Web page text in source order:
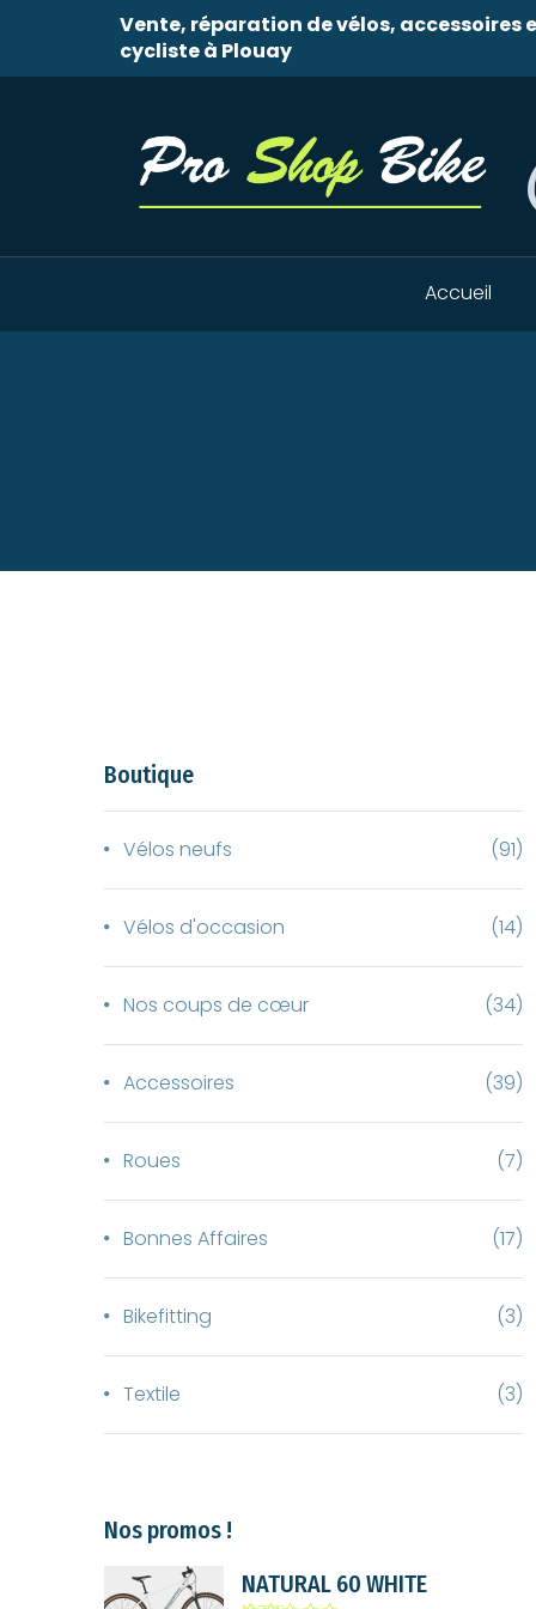
Vente, réparation de vélos, accessoires
cycliste à Plouay
Accueil
Boutique
Vélos neufs (91)
Vélos d'occasion (14)
Nos coups de cœur (34)
Accessoires (39)
Roues (7)
Bonnes Affaires (17)
Bikefitting (3)
Textile (3)
Nos promos !
NATURAL 60 WHITE